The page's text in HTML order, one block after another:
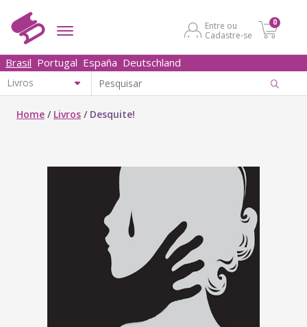
Entre ou
Cadastre-se
0
Brasil Portugal España Deutschland
Home / Livros / Desquite!